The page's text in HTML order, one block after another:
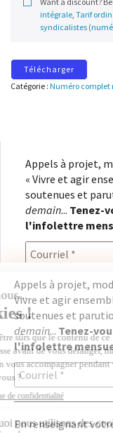
intégrale, Tarif
syndicalistes
Télécharger
Catégorie : Numéro
Appels à projet,
« Vivre et agir
soutenues et
demain... Tenez-
l'infolettre
En renseignant
consentez à
Seligmann,
confidentialité. Il
désabonner à
Appels à projet,
Vivre et agir
soutenues et
demain... Tenez-
l'infolettre
En renseignant